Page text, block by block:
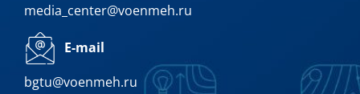
media_center@voenmeh.ru
E-mail
bgtu@voenmeh.ru